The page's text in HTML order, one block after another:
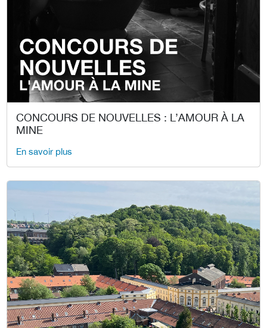
CONCOURS DE NOUVELLES : L’AMOUR À LA
MINE
En savoir plus